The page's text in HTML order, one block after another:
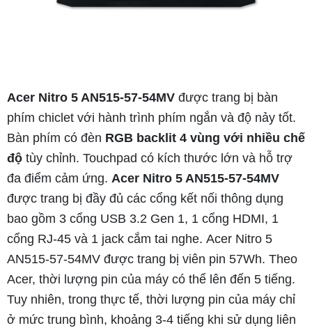
Acer Nitro 5 AN515-57-54MV được trang bị bàn
phím chiclet với hành trình phím ngắn và độ nảy tốt.
Bàn phím có đèn RGB backlit 4 vùng với nhiều chế
độ tùy chỉnh. Touchpad có kích thước lớn và hỗ trợ
đa điểm cảm ứng. Acer Nitro 5 AN515-57-54MV
được trang bị đầy đủ các cổng kết nối thông dụng
bao gồm 3 cổng USB 3.2 Gen 1, 1 cổng HDMI, 1
cổng RJ-45 và 1 jack cắm tai nghe. Acer Nitro 5
AN515-57-54MV được trang bị viên pin 57Wh. Theo
Acer, thời lượng pin của máy có thể lên đến 5 tiếng.
Tuy nhiên, trong thực tế, thời lượng pin của máy chỉ
ở mức trung bình, khoảng 3-4 tiếng khi sử dụng liên